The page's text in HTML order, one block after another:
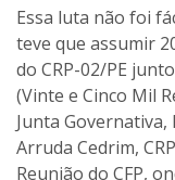
Essa luta não foi
teve que assumir
do CRP-02/PE
(Vinte e Cinco Mil
Junta
Arruda Cedrim,
Reunião do CFP,